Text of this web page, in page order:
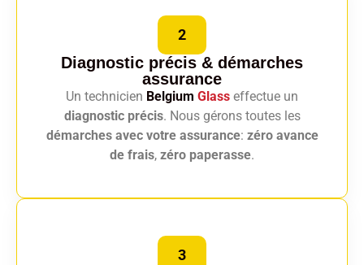
2
Diagnostic précis & démarches
assurance
Un technicien Belgium Glass effectue un
diagnostic précis. Nous gérons toutes les
démarches avec votre assurance: zéro avance
de frais, zéro paperasse.
3